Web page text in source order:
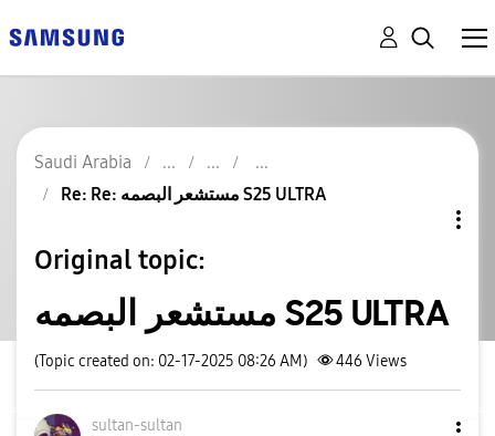
Saudi Arabia
Re: Re: مستشعر البصمه S25 ULTRA
Original topic:
مستشعر البصمه S25 ULTRA
(Topic created on: 02-17-2025 08:26 AM) 446 Views
sultan-sultan